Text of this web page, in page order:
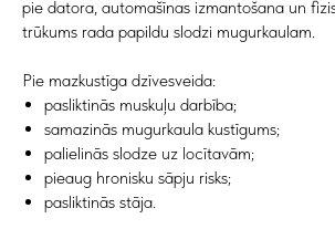
pie datora, automašīnas izmantošana un
trūkums rada papildu slodzi mugurkaulam.
Pie mazkustīga dzīvesveida:
pasliktinās muskuļu darbība;
samazinās mugurkaula kustīgums;
palielinās slodze uz locītavām;
pieaug hronisku sāpju risks;
pasliktinās stāja.